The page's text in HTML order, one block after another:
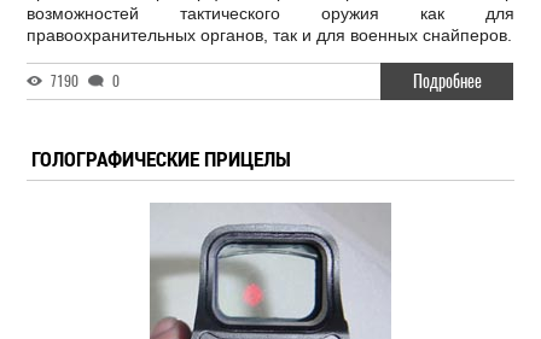
возможностей тактического оружия как для
правоохранительных органов, так и для военных снайперов.
7190 0 Подробнее
ГОЛОГРАФИЧЕСКИЕ ПРИЦЕЛЫ